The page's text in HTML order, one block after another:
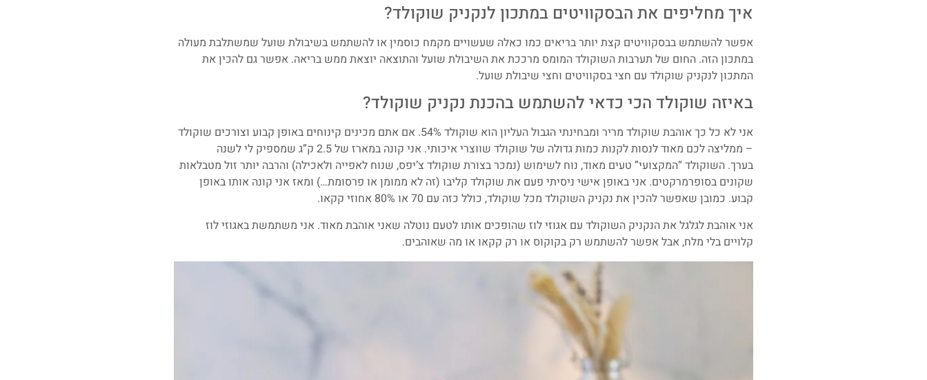
איך מחליפים את הבסקוויטים במתכון לנקניק שוקולד?
אפשר להשתמש בבסקוויטים קצת יותר בריאים כמו כאלה שעשויים מקמח כוסמין או להשתמש בשיבולת שועל שמשתלבת מעולה
במתכון הזה. החום של תערבות השוקולד המומס מרככת את השיבולת שועל והתוצאה יוצאת ממש בריאה. אפשר גם להכין את
המתכון לנקניק שוקולד עם חצי בסקוויטים וחצי שיבולת שועל.
באיזה שוקולד הכי כדאי להשתמש בהכנת נקניק שוקולד?
אני לא כל כך אוהבת שוקולד מריר ומבחינתי הגבול העליון הוא שוקולד 54%. אם אתם מכינים קינוחים באופן קבוע וצורכים שוקולד
– ממליצה לכם מאוד לנסות לקנות כמות גדולה של שוקולד שווצרי איכותי. אני קונה במארז של 2.5 ק”ג שמספיק לי לשנה
בערך. השוקולד “המקצועי” טעים מאוד, נוח לשימוש (נמכר בצורת שוקולד צ’יפס, שנוח לאפייה ולאכילה) והרבה יותר זול מטבלאות
שקונים בסופרמרקטים. אני באופן אישי ניסיתי פעם את שוקולד קליבו (זה לא ממומן או פרסומת…) ומאז אני קונה אותו באופן
קבוע. כמובן שאפשר להכין את נקניק השוקולד מכל שוקולד, כולל כזה עם 70 או 80% אחוזי קקאו.
אני אוהבת לגלגל את הנקניק השוקולד עם אגוזי לוז שהופכים אותו לטעם נוטלה שאני אוהבת מאוד. אני משתמשת באגוזי לוז
קלויים בלי מלח, אבל אפשר להשתמש רק בקוקוס או רק קקאו או מה שאוהבים.